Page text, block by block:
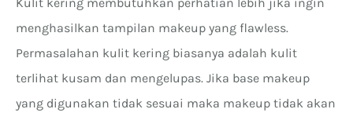
Kulit kering membutuhkan perhatian lebih jika ingin
menghasilkan tampilan makeup yang flawless.
Permasalahan kulit kering biasanya adalah kulit
terlihat kusam dan mengelupas. Jika base makeup
yang digunakan tidak sesuai maka makeup tidak akan